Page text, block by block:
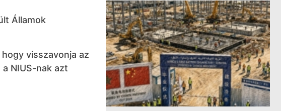
Államok
visszavonja az
NIUS-nak azt